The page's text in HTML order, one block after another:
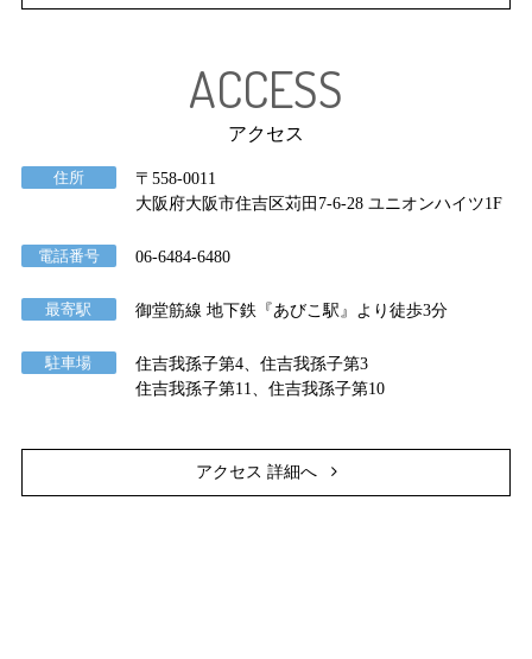
ACCESS
アクセス
住所
〒558-0011
大阪府大阪市住吉区苅田7-6-28 ユニオンハイツ1F
電話番号 06-6484-6480
最寄駅 御堂筋線 地下鉄『あびこ駅』より徒歩3分
駐車場
住吉我孫子第4、住吉我孫子第3
住吉我孫子第11、住吉我孫子第10
アクセス 詳細へ